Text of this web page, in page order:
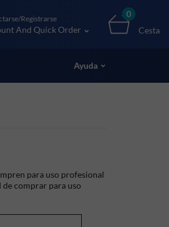
Registrarse
And Quick Order
0
Cesta
Ayuda
para uso profesional
comprar para uso